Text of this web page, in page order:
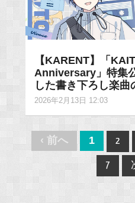
【KARENT】「
Anniversary」特集
した書き下ろし楽曲
2026年2月13日 12:03
Post
navigation
‹ 前へ 1 2
7